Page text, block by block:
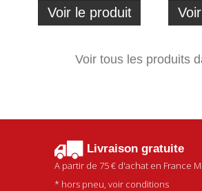
Voir le produit
Voir tous les produits
Livraison gratuite
A partir de 75 € d'achat en France
* hors pneu, voir conditions